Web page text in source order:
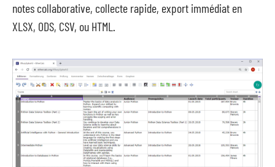
notes collaborative, collecte rapide, export immédiat en
XLSX, ODS, CSV, ou HTML.